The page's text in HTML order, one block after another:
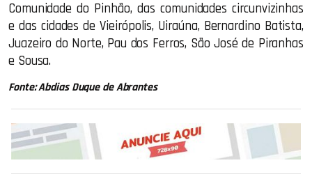
Comunidade do Pinhão, das comunidades circunvizinhas
e das cidades de Vieirópolis, Uiraúna, Bernardino Batista,
Juazeiro do Norte, Pau dos Ferros, São José de Piranhas
e Sousa.
Fonte: Abdias Duque de Abrantes